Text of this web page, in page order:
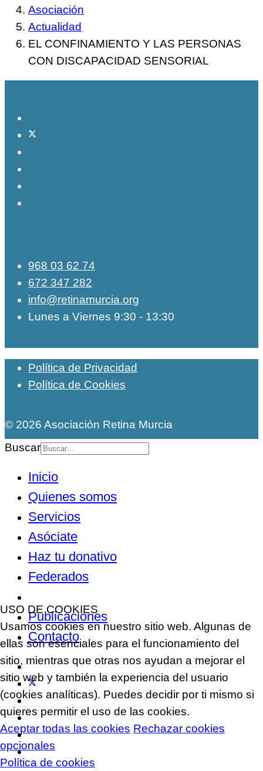
Asociación
Actualidad
EL CONFINAMIENTO Y LAS PERSONAS
CON DISCAPACIDAD SENSORIAL
968 03 62 74
672 347 282
info@retinamurcia.org
Lunes a Viernes 9:30 - 13:30
Política de Privacidad
Política de Cookies
© 2026 Asociación Retina Murcia
Buscar
Inicio
Quienes somos
Servicios
Asóciate
Haz tu donativo
Federados
Publicaciones
Contacto
USO DE COOKIES
Usamos cookies en nuestro sitio web. Algunas de
ellas son esenciales para el funcionamiento del
sitio, mientras que otras nos ayudan a mejorar el
sitio web y también la experiencia del usuario
(cookies analíticas). Puedes decidir por ti mismo si
quieres permitir el uso de las cookies.
Aceptar todas las cookies Rechazar cookies
opcionales
Política de cookies